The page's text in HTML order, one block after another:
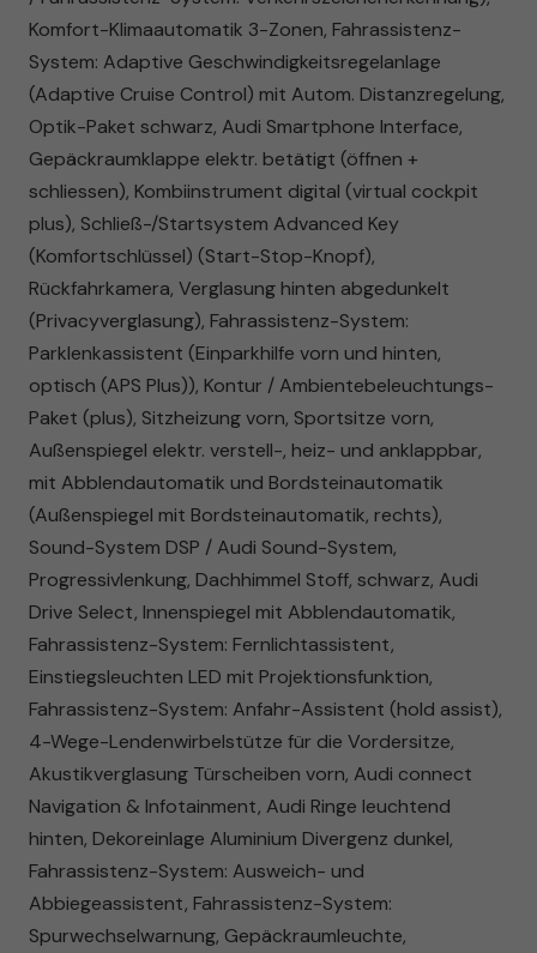
Komfort-Klimaautomatik 3-Zonen, Fahrassistenz-
System: Adaptive Geschwindigkeitsregelanlage
(Adaptive Cruise Control) mit Autom. Distanzregelung,
Optik-Paket schwarz, Audi Smartphone Interface,
Gepäckraumklappe elektr. betätigt (öffnen +
schliessen), Kombiinstrument digital (virtual cockpit
plus), Schließ-/Startsystem Advanced Key
(Komfortschlüssel) (Start-Stop-Knopf),
Rückfahrkamera, Verglasung hinten abgedunkelt
(Privacyverglasung), Fahrassistenz-System:
Parklenkassistent (Einparkhilfe vorn und hinten,
optisch (APS Plus)), Kontur / Ambientebeleuchtungs-
Paket (plus), Sitzheizung vorn, Sportsitze vorn,
Außenspiegel elektr. verstell-, heiz- und anklappbar,
mit Abblendautomatik und Bordsteinautomatik
(Außenspiegel mit Bordsteinautomatik, rechts),
Sound-System DSP / Audi Sound-System,
Progressivlenkung, Dachhimmel Stoff, schwarz, Audi
Drive Select, Innenspiegel mit Abblendautomatik,
Fahrassistenz-System: Fernlichtassistent,
Einstiegsleuchten LED mit Projektionsfunktion,
Fahrassistenz-System: Anfahr-Assistent (hold assist),
4-Wege-Lendenwirbelstütze für die Vordersitze,
Akustikverglasung Türscheiben vorn, Audi connect
Navigation & Infotainment, Audi Ringe leuchtend
hinten, Dekoreinlage Aluminium Divergenz dunkel,
Fahrassistenz-System: Ausweich- und
Abbiegeassistent, Fahrassistenz-System:
Spurwechselwarnung, Gepäckraumleuchte,